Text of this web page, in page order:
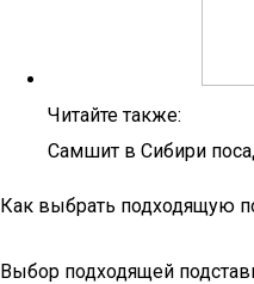
Читайте также:
Самшит в Сибири
Как выбрать подходящую
Выбор подходящей